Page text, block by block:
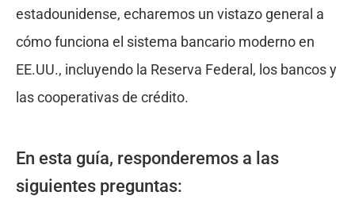
estadounidense, echaremos un vistazo general a
cómo funciona el sistema bancario moderno en
EE.UU., incluyendo la Reserva Federal, los bancos y
las cooperativas de crédito.
En esta guía, responderemos a las
siguientes preguntas: